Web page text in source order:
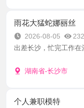
雨花大猛蛇娜丽丝
2026-08-05
出差长沙，忙完工作在
湖南省-长沙市
个人兼职模特